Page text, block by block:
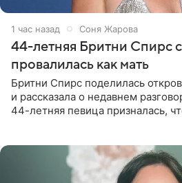
1 час назад Соня Жарова
44-летняя Бритни Спирс
провалилась как мать
Бритни Спирс поделилась
и рассказала о недавнем
44-летняя певица призналась,